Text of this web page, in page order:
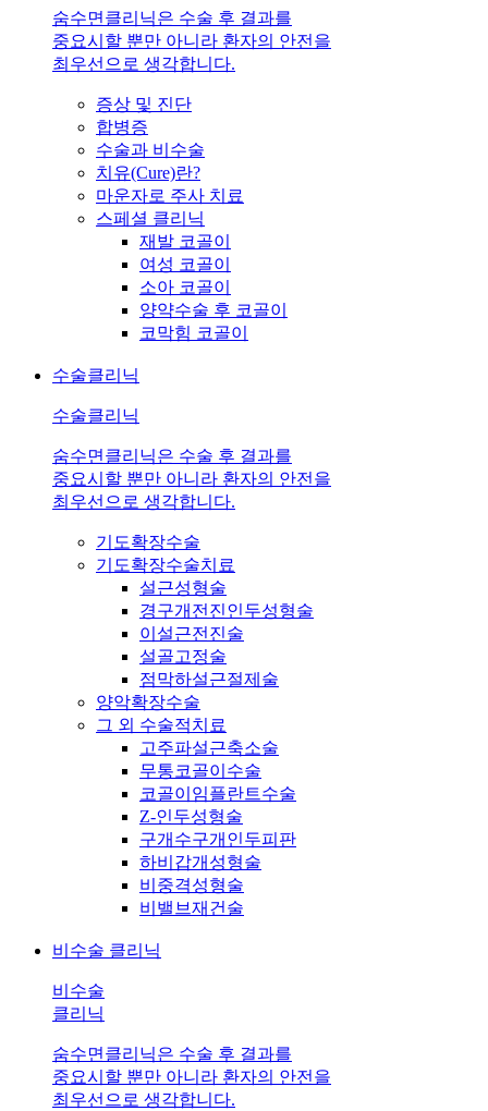
숨수면클리닉은 수술 후 결과를
중요시할 뿐만 아니라 환자의 안전을
최우선으로 생각합니다.
증상 및 진단
합병증
수술과 비수술
치유(Cure)란?
마운자로 주사 치료
스페셜 클리닉
재발 코골이
여성 코골이
소아 코골이
양약수술 후 코골이
코막힘 코골이
수술클리닉
수술클리닉
숨수면클리닉은 수술 후 결과를
중요시할 뿐만 아니라 환자의 안전을
최우선으로 생각합니다.
기도확장수술
기도확장수술치료
설근성형술
경구개전진인두성형술
이설근전진술
설골고정술
점막하설근절제술
양악확장수술
그 외 수술적치료
고주파설근축소술
무통코골이수술
코골이임플란트수술
Z-인두성형술
구개수구개인두피판
하비갑개성형술
비중격성형술
비밸브재건술
비수술 클리닉
비수술
클리닉
숨수면클리닉은 수술 후 결과를
중요시할 뿐만 아니라 환자의 안전을
최우선으로 생각합니다.